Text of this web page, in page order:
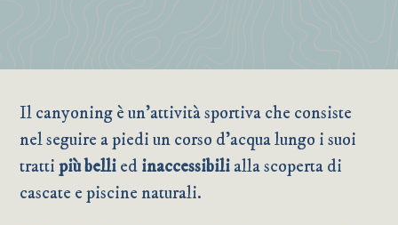
Il canyoning è un’attività sportiva che consiste
nel seguire a piedi un corso d’acqua lungo i suoi
trattipiù belli ed inaccessibilialla scoperta di
cascate e piscine naturali.